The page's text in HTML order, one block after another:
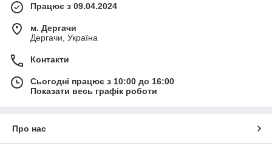
Працює з 09.04.2024
м. Дергачи
Дергачи, Україна
Контакти
Сьогодні працює з 10:00 до 16:00
Показати весь графік роботи
Про нас